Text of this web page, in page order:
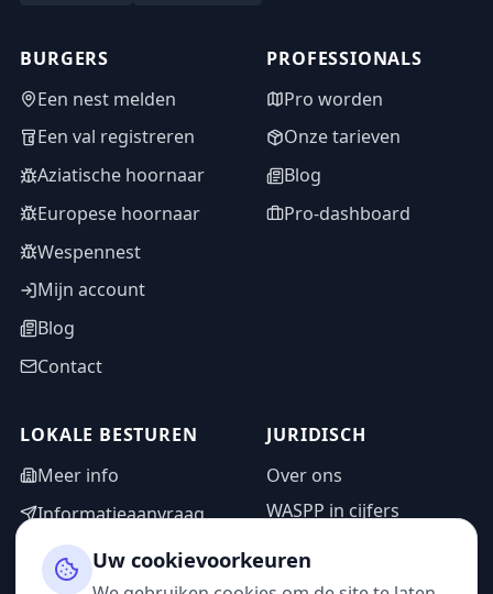
BURGERS
Een nest melden
Een val registreren
Aziatische hoornaar
Europese hoornaar
Wespennest
Mijn account
Blog
Contact
PROFESSIONALS
Pro worden
Onze tarieven
Blog
Pro-dashboard
LOKALE BESTUREN
Meer info
Informatieaanvraag
Adminzone
JURIDISCH
Over ons
WASPP in cijfers
Privacybeleid
Uw cookievoorkeuren